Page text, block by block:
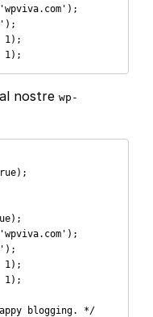
'wpviva.com');
');
1);
1);
al nostrewp-
'wpviva.com');
');
1);
1);
blogging. */